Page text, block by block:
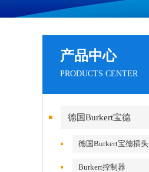
产品中心
PRODUCTS CENTER
德国Burkert宝德
德国Burkert宝德插头
Burkert控制器